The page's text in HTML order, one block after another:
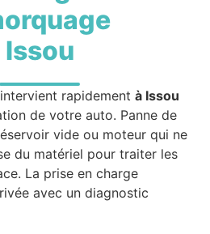
Issou
intervient rapidement à Issou
de votre auto. Panne de
vide ou moteur qui ne
du matériel pour traiter les
La prise en charge
avec un diagnostic